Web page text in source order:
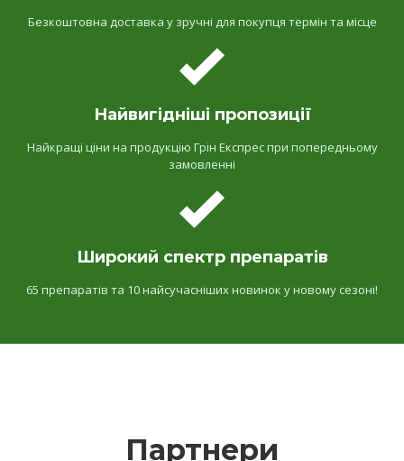
Безкоштовна доставка у зручні для покупця термін та місце
Найвигідніші пропозиції
Найкращі ціни на продукцію Грін Експрес при попередньому
замовленні
Широкий спектр препаратів
65 препаратів та 10 найсучасніших новинок у новому сезоні!
Партнери